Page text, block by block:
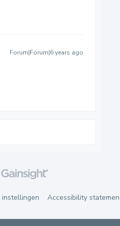
Forum|Forum|6 years ago
instellingen Accessibility